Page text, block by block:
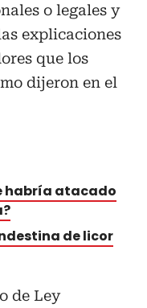
o legales y
explicaciones
que los
dijeron en el
habría atacado
de licor
de Ley